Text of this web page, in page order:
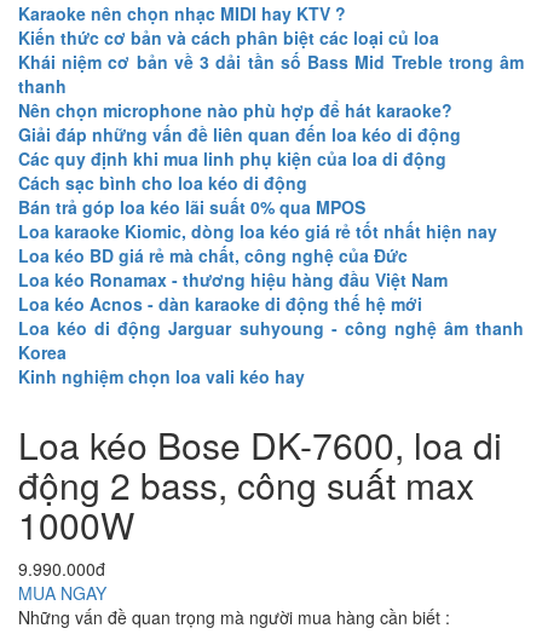
Karaoke nên chọn nhạc MIDI hay KTV ?
Kiến thức cơ bản và cách phân biệt các loại củ loa
Khái niệm cơ bản về 3 dải tần số Bass Mid Treble trong âm
thanh
Nên chọn microphone nào phù hợp để hát karaoke?
Giải đáp những vấn đề liên quan đến loa kéo di động
Các quy định khi mua linh phụ kiện của loa di động
Cách sạc bình cho loa kéo di động
Bán trả góp loa kéo lãi suất 0% qua MPOS
Loa karaoke Kiomic, dòng loa kéo giá rẻ tốt nhất hiện nay
Loa kéo BD giá rẻ mà chất, công nghệ của Đức
Loa kéo Ronamax - thương hiệu hàng đầu Việt Nam
Loa kéo Acnos - dàn karaoke di động thế hệ mới
Loa kéo di động Jarguar suhyoung - công nghệ âm thanh
Korea
Kinh nghiệm chọn loa vali kéo hay
Loa kéo Bose DK-7600, loa di
động 2 bass, công suất max
1000W
9.990.000đ
MUA NGAY
Những vấn đề quan trọng mà người mua hàng cần biết :